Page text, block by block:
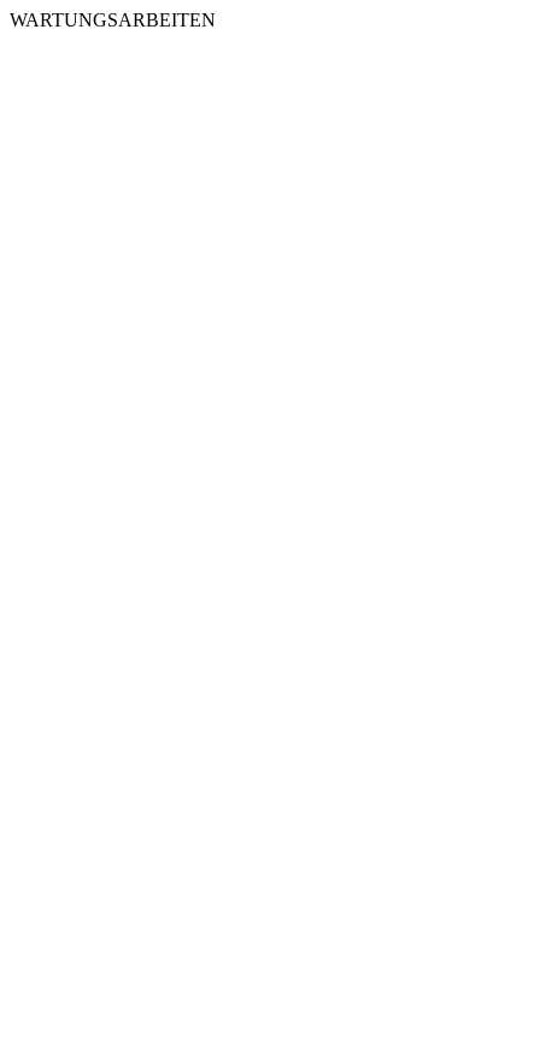
WARTUNGSARBEITEN